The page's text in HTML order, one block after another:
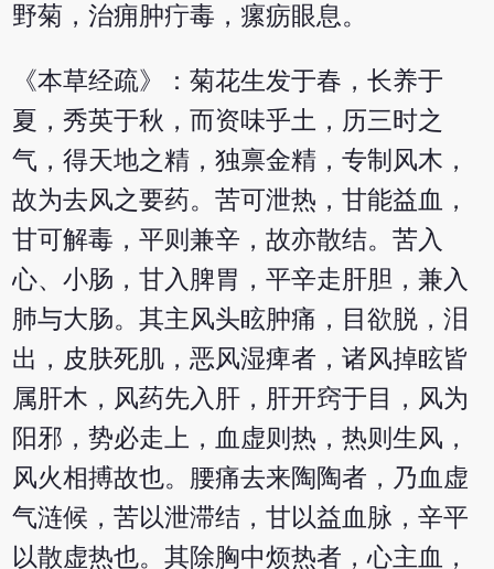
野菊，治痈肿疔毒，瘰疬眼息。
《本草经疏》：菊花生发于春，长养于
夏，秀英于秋，而资味乎土，历三时之
气，得天地之精，独禀金精，专制风木，
故为去风之要药。苦可泄热，甘能益血，
甘可解毒，平则兼辛，故亦散结。苦入
心、小肠，甘入脾胃，平辛走肝胆，兼入
肺与大肠。其主风头眩肿痛，目欲脱，泪
出，皮肤死肌，恶风湿痺者，诸风掉眩皆
属肝木，风药先入肝，肝开窍于目，风为
阳邪，势必走上，血虚则热，热则生风，
风火相搏故也。腰痛去来陶陶者，乃血虚
气涟候，苦以泄滞结，甘以益血脉，辛平
以散虚热也。其除胸中烦热者，心主血，